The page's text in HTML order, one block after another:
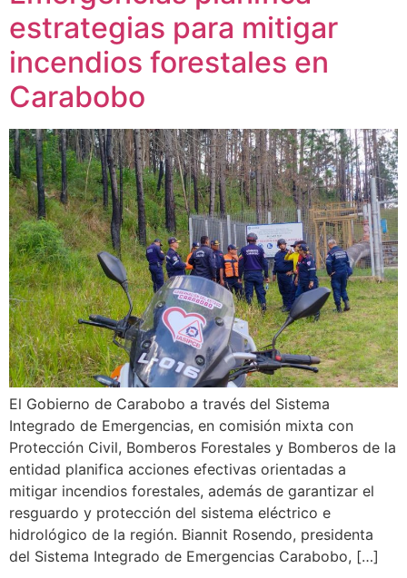
estrategias para mitigar
incendios forestales en
Carabobo
El Gobierno de Carabobo a través del Sistema
Integrado de Emergencias, en comisión mixta con
Protección Civil, Bomberos Forestales y Bomberos de la
entidad planifica acciones efectivas orientadas a
mitigar incendios forestales, además de garantizar el
resguardo y protección del sistema eléctrico e
hidrológico de la región. Biannit Rosendo, presidenta
del Sistema Integrado de Emergencias Carabobo, […]